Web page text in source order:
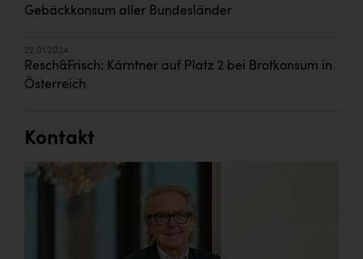
Gebäckkonsum aller Bundesländer
22.01.2024
Resch&Frisch: Kärntner auf Platz 2 bei Brotkonsum in
Österreich
Kontakt